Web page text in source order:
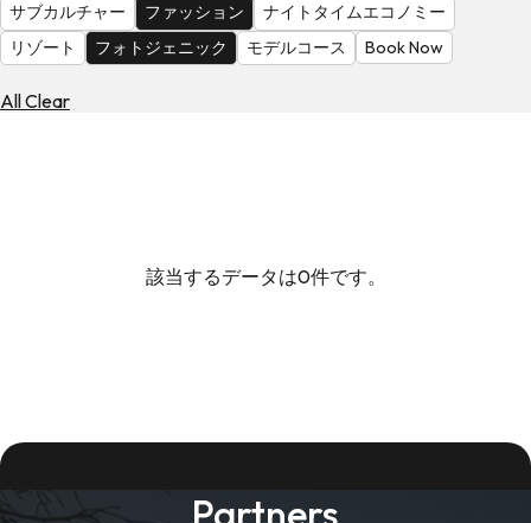
サブカルチャー
ファッション
ナイトタイムエコノミー
リゾート
フォトジェニック モデルコース Book Now
All Clear
該当するデータは0件です。
Partners